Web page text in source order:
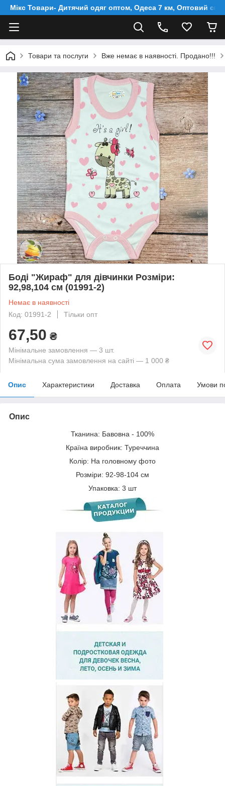
Мікс Товари- Дитячий одяг оптом, Одеса 7 км, Оптовий
Товари та послуги Вже немає в наявності. Продано!!!
Боді "Жираф" для дівчинки Розміри:
92,98,104 см (01991-2)
Немає в наявності
Код: 01991-2
Тільки опт
67,50 ₴
Мінімальне замовлення — 3 шт.
Мінімальна сума замовлення на сайті — 1 000 ₴
Опис Характеристики Доставка Оплата Умови
Опис
Тканина: Бавовна - 100%
Країна виробник: Туреччина
Колір: На головному фото
Розміри: 92-98-104 см
Упаковка: 3 шт